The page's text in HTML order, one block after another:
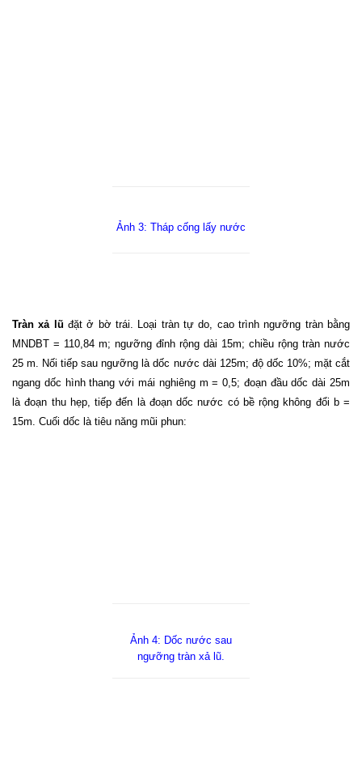
Ảnh 3: Tháp cống lấy nước
Tràn xả lũ đặt ở bờ trái. Loại tràn tự do, cao trình ngưỡng tràn bằng
MNDBT = 110,84 m; ngưỡng đỉnh rộng dài 15m; chiều rộng tràn nước
25 m. Nối tiếp sau ngưỡng là dốc nước dài 125m; độ dốc 10%; mặt cắt
ngang dốc hình thang với mái nghiêng m = 0,5; đoạn đầu dốc dài 25m
là đoạn thu hẹp, tiếp đến là đoạn dốc nước có bề rộng không đổi b =
15m. Cuối dốc là tiêu năng mũi phun:
Ảnh 4: Dốc nước sau
ngưỡng tràn xả lũ.